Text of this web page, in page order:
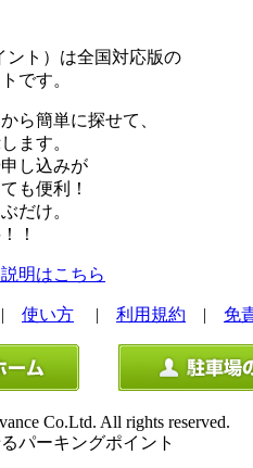
ント）は全国対応版の
です。
ら簡単に探せて、
ます。
し込みが
も便利！
だけ。
！
明はこちら
使い方 | 利用規約 | 免
Co.Ltd. All rights reserved.
パーキングポイント